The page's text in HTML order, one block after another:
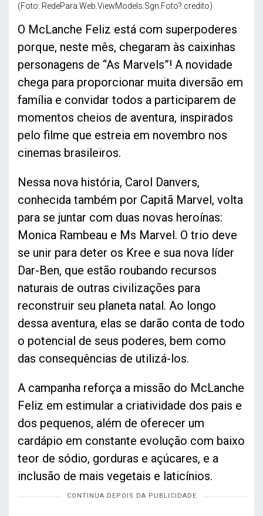
(Foto: RedePara.Web.ViewModels.Sgn.Foto?.credito)
O McLanche Feliz está com superpoderes
porque, neste mês, chegaram às caixinhas
personagens de “As Marvels”! A novidade
chega para proporcionar muita diversão em
família e convidar todos a participarem de
momentos cheios de aventura, inspirados
pelo filme que estreia em novembro nos
cinemas brasileiros.
Nessa nova história, Carol Danvers,
conhecida também por Capitã Marvel, volta
para se juntar com duas novas heroínas:
Monica Rambeau e Ms Marvel. O trio deve
se unir para deter os Kree e sua nova líder
Dar-Ben, que estão roubando recursos
naturais de outras civilizações para
reconstruir seu planeta natal. Ao longo
dessa aventura, elas se darão conta de todo
o potencial de seus poderes, bem como
das consequências de utilizá-los.
A campanha reforça a missão do McLanche
Feliz em estimular a criatividade dos pais e
dos pequenos, além de oferecer um
cardápio em constante evolução com baixo
teor de sódio, gorduras e açúcares, e a
inclusão de mais vegetais e laticínios.